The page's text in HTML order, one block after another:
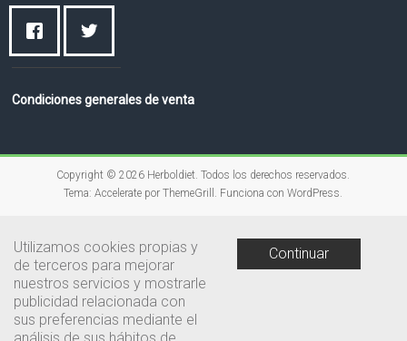
Condiciones generales de venta
Copyright © 2026 Herboldiet . Todos los derechos reservados.
Tema:Accelerate por ThemeGrill. Funciona conWordPress
Utilizamos cookies propias y
de terceros para mejorar
nuestros servicios y mostrarle
publicidad relacionada con
sus preferencias mediante el
Continuar